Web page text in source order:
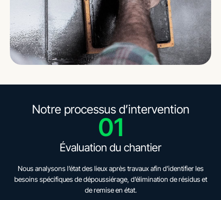
Notre processus d’intervention
01
Évaluation du chantier
Nous analysons l’état des lieux après travaux afin d’identifier les
besoins spécifiques de dépoussiérage, d’élimination de résidus et
de remise en état.